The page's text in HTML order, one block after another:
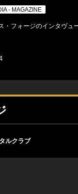
- MAGAZINE
・フォージのインタヴュ
ルクラブ